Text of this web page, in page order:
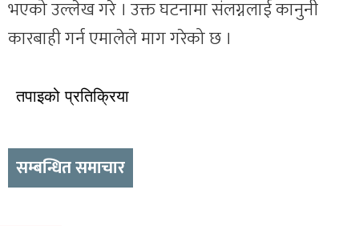
भएको उल्लेख गरे । उक्त घटनामा संलग्नलाई कानुनी
कारबाही गर्न एमालेले माग गरेको छ ।
तपाइको प्रतिक्रिया
सम्बन्धित समाचार